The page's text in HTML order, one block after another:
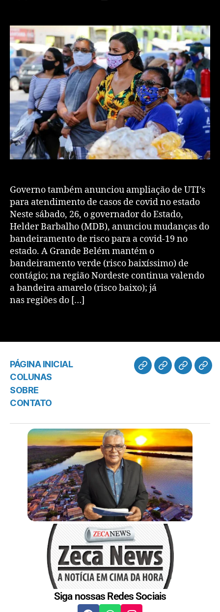
Governo também anunciou ampliação de UTI’s
para atendimento de casos de covid no estado
Neste sábado, 26, o governador do Estado,
Helder Barbalho (MDB), anunciou mudanças do
bandeiramento de risco para a covid-19 no
estado. A Grande Belém mantém o
bandeiramento verde (risco baixíssimo) de
contágio; na região Nordeste continua valendo
a bandeira amarelo (risco baixo); já
nas regiões do […]
PÁGINA INICIAL
COLUNAS
SOBRE
CONTATO
Siga nossas Redes Sociais